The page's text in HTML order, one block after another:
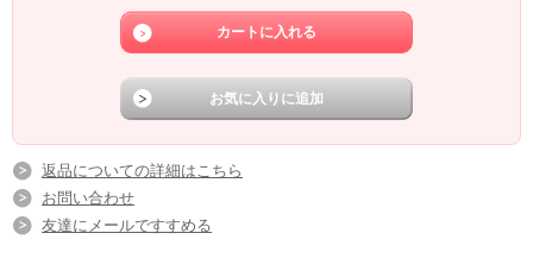
返品についての詳細はこちら
お問い合わせ
友達にメールですすめる